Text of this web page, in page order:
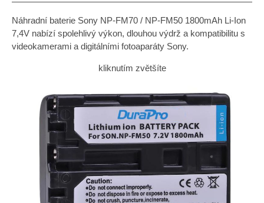
Náhradní baterie Sony NP-FM70 / NP-FM50 1800mAh Li-Ion
7,4V nabízí spolehlivý výkon, dlouhou výdrž a kompatibilitu s
videokamerami a digitálními fotoaparáty Sony.
kliknutím zvětšíte